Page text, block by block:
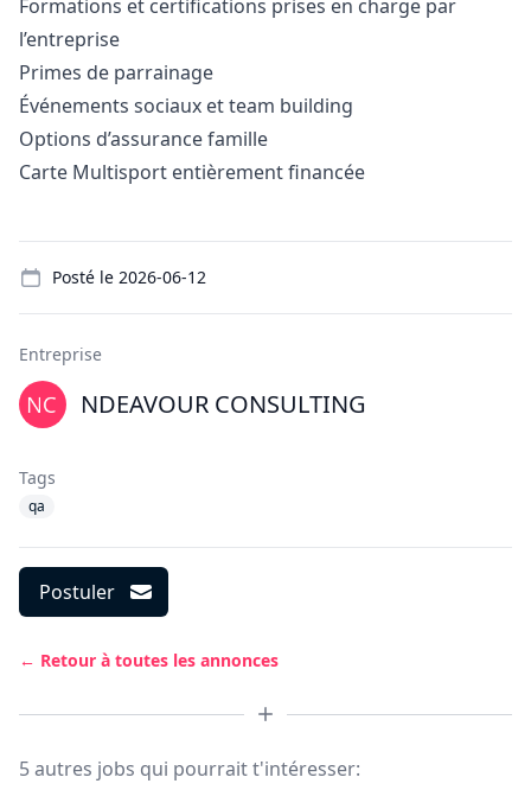
Formations et certifications prises en charge par
l’entreprise
Primes de parrainage
Événements sociaux et team building
Options d’assurance famille
Carte Multisport entièrement financée
Posté le 2026-06-12
Entreprise
NDEAVOUR CONSULTING
Tags
qa
Postuler
← Retour à toutes les annonces
5 autres jobs qui pourrait t'intéresser: